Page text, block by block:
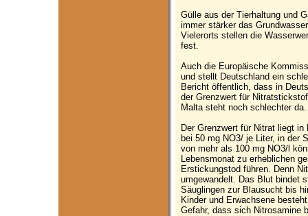
Gülle aus der Tierhaltung und
immer stärker das
Vielerorts stellen die
fest.
Auch die Europäische
und stellt Deutschland ein
Bericht öffentlich, dass in
der Grenzwert für
Malta steht noch schlechter da.
Der Grenzwert für Nitrat liegt
bei 50 mg NO3/ je Liter, in der
von mehr als 100 mg NO3/l
Lebensmonat zu erheblichen
Erstickungstod führen. Denn
umgewandelt. Das Blut bindet
Säuglingen zur Blausucht bis
Kinder und Erwachsene
Gefahr, dass sich Nitrosamine